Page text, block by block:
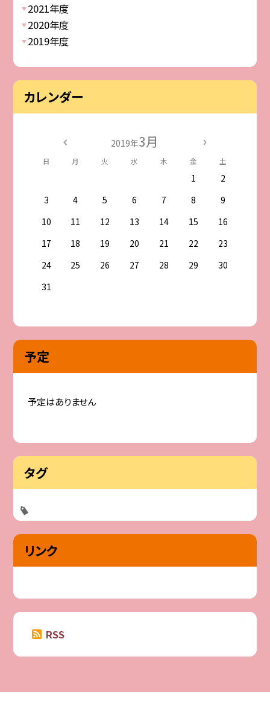
2021年度
2020年度
2019年度
カレンダー
2019年3月
日 月 火 水 木 金 土
1
2
3
4 5 6 7 8
9
10
11 12 13 14 15
16
17
18 19 20 21 22
23
24
25 26 27 28 29
30
31
予定
予定はありません
タグ
リンク
RSS